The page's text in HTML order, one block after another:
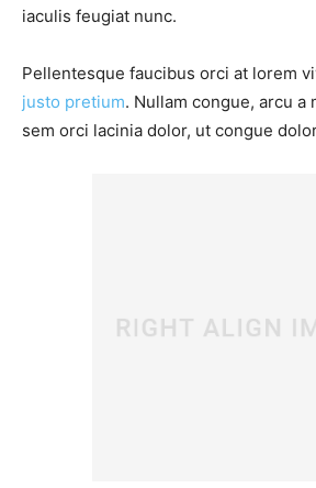
iaculis feugiat nunc.
Pellentesque faucibus orci at lorem
justo pretium. Nullam congue, arcu a
sem orci lacinia dolor, ut congue